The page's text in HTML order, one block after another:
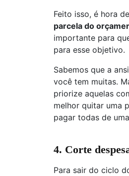
Feito isso, é hora
parcela do
importante para
para esse objetivo.
Sabemos que a
você tem muitas.
priorize aquelas
melhor quitar uma
pagar todas de
4. Corte
Para sair do ciclo